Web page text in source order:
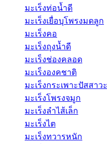
มะเร็งท่อน้ำดี
มะเร็งเยื่อบุโพรงมดลูก
มะเร็งคอ
มะเร็งถุงน้ำดี
มะเร็งช่องคลอด
มะเร็งองคชาติ
มะเร็งกระเพาะปัสสาวะ
มะเร็งโพรงจมูก
มะเร็งลำไส้เล็ก
มะเร็งไต
มะเร็งทวารหนัก